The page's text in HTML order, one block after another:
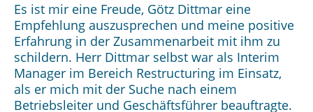
Es ist mir eine Freude, Götz Dittmar eine
Empfehlung auszusprechen und meine positive
Erfahrung in der Zusammenarbeit mit ihm zu
schildern. Herr Dittmar selbst war als Interim
Manager im Bereich Restructuring im Einsatz,
als er mich mit der Suche nach einem
Betriebsleiter und Geschäftsführer beauftragte.